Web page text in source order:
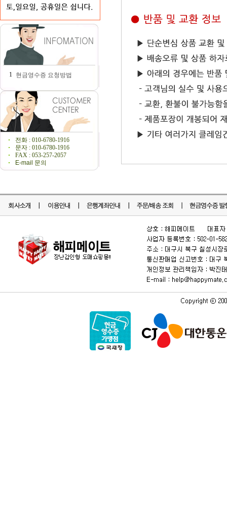
1 현금영수증 요청방법
전화 : 010-6780-1916
문자 : 010-6780-1916
FAX : 053-257-2057
E-mail 문의